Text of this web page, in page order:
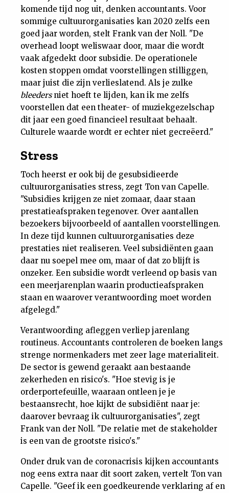
komende tijd nog uit, denken accountants. Voor
sommige cultuurorganisaties kan 2020 zelfs een
goed jaar worden, stelt Frank van der Noll. "De
overhead loopt weliswaar door, maar die wordt
vaak afgedekt door subsidie. De operationele
kosten stoppen omdat voorstellingen stilliggen,
maar juist die zijn verlieslatend. Als je zulke
bleedersniet hoeft te lijden, kan ik me zelfs
voorstellen dat een theater- of muziekgezelschap
dit jaar een goed financieel resultaat behaalt.
Culturele waarde wordt er echter niet gecreëerd."
Stress
Toch heerst er ook bij de gesubsidieerde
cultuurorganisaties stress, zegt Ton van Capelle.
"Subsidies krijgen ze niet zomaar, daar staan
prestatieafspraken tegenover. Over aantallen
bezoekers bijvoorbeeld of aantallen voorstellingen.
In deze tijd kunnen cultuurorganisaties deze
prestaties niet realiseren. Veel subsidiënten gaan
daar nu soepel mee om, maar of dat zo blijft is
onzeker. Een subsidie wordt verleend op basis van
een meerjarenplan waarin productieafspraken
staan en waarover verantwoording moet worden
afgelegd."
Verantwoording afleggen verliep jarenlang
routineus. Accountants controleren de boeken langs
strenge normenkaders met zeer lage materialiteit.
De sector is gewend geraakt aan bestaande
zekerheden en risico's. "Hoe stevig is je
orderportefeuille, waaraan ontleen je je
bestaansrecht, hoe kijkt de subsidiënt naar je:
daarover bevraag ik cultuurorganisaties", zegt
Frank van der Noll. "De relatie met de stakeholder
is een van de grootste risico's."
Onder druk van de coronacrisis kijken accountants
nog eens extra naar dit soort zaken, vertelt Ton van
Capelle. "Geef ik een goedkeurende verklaring af en